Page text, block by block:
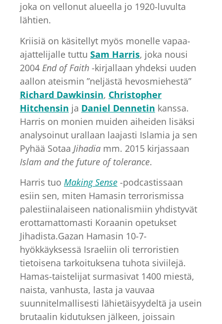
joka on vellonut alueella jo 1920-luvulta
lähtien.
Kriisiä on käsitellyt myös monelle vapaa-
ajattelijalle tuttu Sam Harris, joka nousi
2004 End of Faith -kirjallaan yhdeksi uuden
aallon ateismin ”neljästä hevosmiehestä”
Richard Dawkinsin, Christopher
Hitchensin ja Daniel Dennetin kanssa.
Harris on monien muiden aiheiden lisäksi
analysoinut urallaan laajasti Islamia ja sen
Pyhää Sotaa Jihadia mm. 2015 kirjassaan
Islam and the future of tolerance.
Harris tuo Making Sense -podcastissaan
esiin sen, miten Hamasin terrorismissa
palestiinalaiseen nationalismiin yhdistyvät
erottamattomasti Koraanin opetukset
Jihadista.Gazan Hamasin 10-7-
hyökkäyksessä Israeliin oli terroristien
tietoisena tarkoituksena tuhota siviilejä.
Hamas-taistelijat surmasivat 1400 miestä,
naista, vanhusta, lasta ja vauvaa
suunnitelmallisesti lähietäisyydeltä ja usein
brutaalin kidutuksen jälkeen, joissain